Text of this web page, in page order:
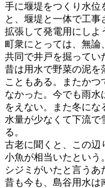
手に堰堤をつくり水位
と、堰堤と一体で工
拡張して発電用にしよ
町衆にとっては、無論
共同で井戸を掘ってい
昔は用水で野菜の泥を
こともある。またか
なかった。今でも雨水
をえない。また冬にな
水量が少なくて下流で
る。
古老に聞くと、この辺
小魚が相当いたという
シジミがいたと言うあ
昔も今も、島谷用水は